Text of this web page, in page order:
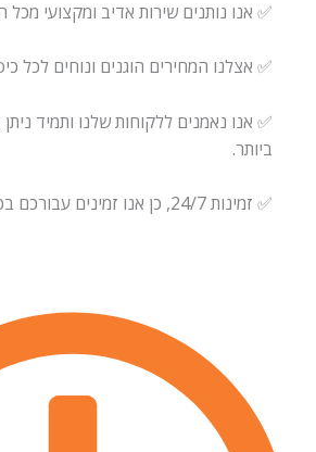
✅ אנו נותנים שירות אדיב ומקצועי מכל
✅ אצלנו המחירים הוגנים ונוחים לכל
✅ אנו נאמנים ללקוחות שלנו ותמיד
ביותר.
✅ זמינות 24/7, כן אנו זמינים עבורכם בכל רגע נתון.